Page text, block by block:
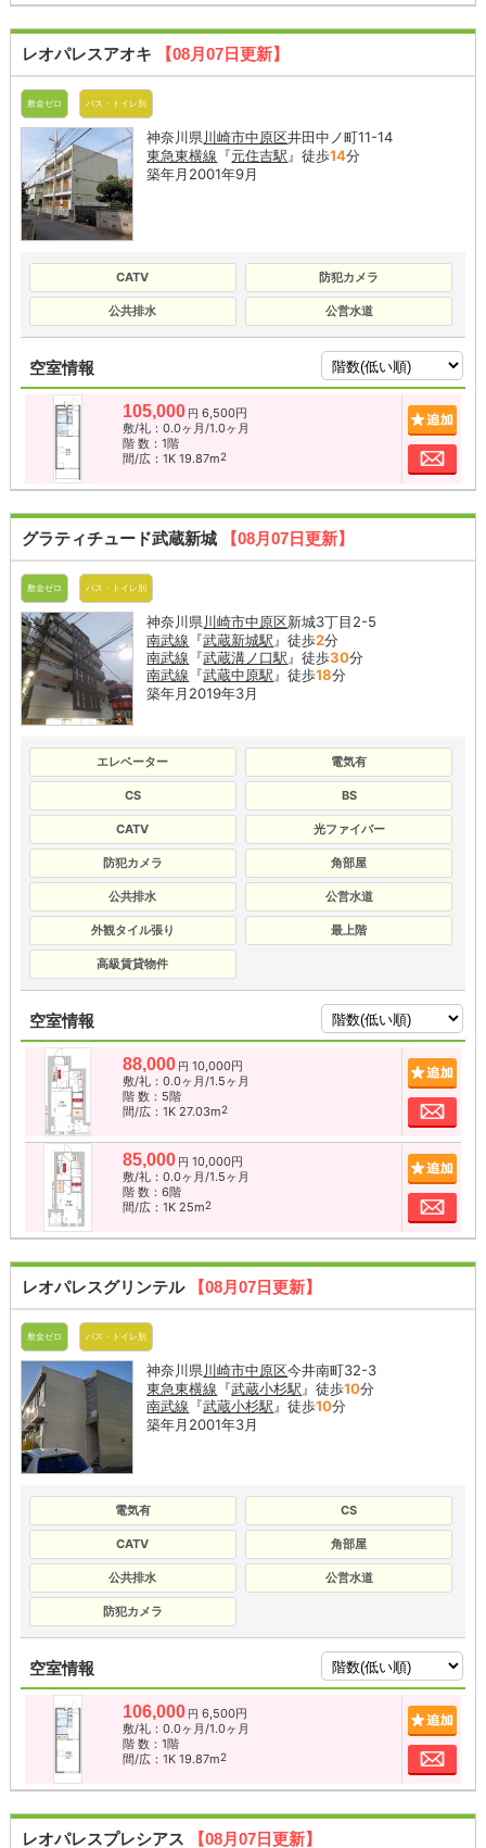
レオパレスアオキ 【08月07日更新】
敷金ゼロ バス・トイレ別
神奈川県川崎市中原区井田中ノ町11-14
東急東横線 『元住吉駅』徒歩14分
築年月2001年9月
CATV 防犯カメラ
公共排水 公営水道
空室情報
105,000 円 6,500円
敷/礼：0.0ヶ月/1.0ヶ月
階 数：1階
間/広：1K 19.87m2 お
グラティチュード武蔵新城 【08月07日更新】
敷金ゼロ バス・トイレ別
神奈川県川崎市中原区新城3丁目2-5
南武線 『武蔵新城駅』徒歩2分
南武線 『武蔵溝ノ口駅』徒歩30分
南武線 『武蔵中原駅』徒歩18分
築年月2019年3月
エレベーター 電気有
CS BS
CATV 光ファイバー
防犯カメラ 角部屋
公共排水 公営水道
外観タイル張り 最上階
高級賃貸物件
空室情報
88,000 円 10,000円
敷/礼：0.0ヶ月/1.5ヶ月
階 数：5階
間/広：1K 27.03m2 お
85,000 円 10,000円
敷/礼：0.0ヶ月/1.5ヶ月
階 数：6階
間/広：1K 25m2 お
レオパレスグリンテル 【08月07日更新】
敷金ゼロ バス・トイレ別
神奈川県川崎市中原区今井南町32-3
東急東横線 『武蔵小杉駅 』徒歩10分
南武線 『武蔵小杉駅 』徒歩10分
築年月2001年3月
電気有 CS
CATV 角部屋
公共排水 公営水道
防犯カメラ
空室情報
106,000 円 6,500円
敷/礼：0.0ヶ月/1.0ヶ月
階 数：1階
間/広：1K 19.87m2 お
レオパレスプレシアス 【08月07日更新】